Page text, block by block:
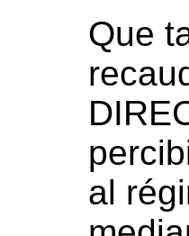
Que
al